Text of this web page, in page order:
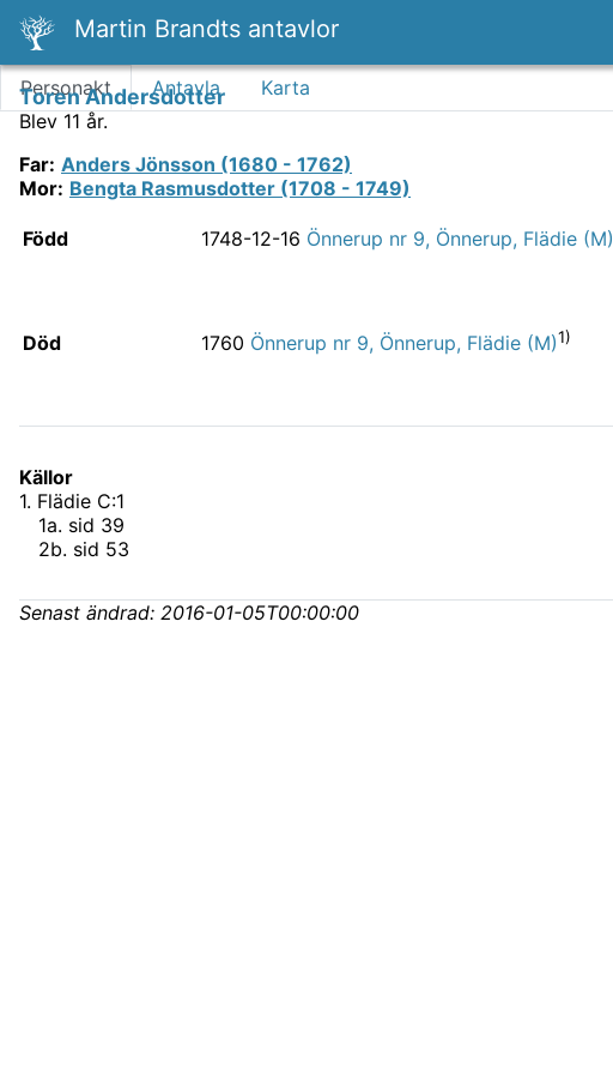
Martin Brandts antavlor
Personakt Antavla Karta
Toren Andersdotter
Blev 11 år.
Far: Anders Jönsson (1680 - 1762)
Mor: Bengta Rasmusdotter (1708 - 1749)
Född 1748-12-16 Önnerup nr 9, Önnerup, Flädie (M)
Död
1760 Önnerup nr 9, Önnerup, Flädie (M)1)
Källor
1. Flädie C:1
1a. sid 39
2b. sid 53
Senast ändrad: 2016-01-05T00:00:00